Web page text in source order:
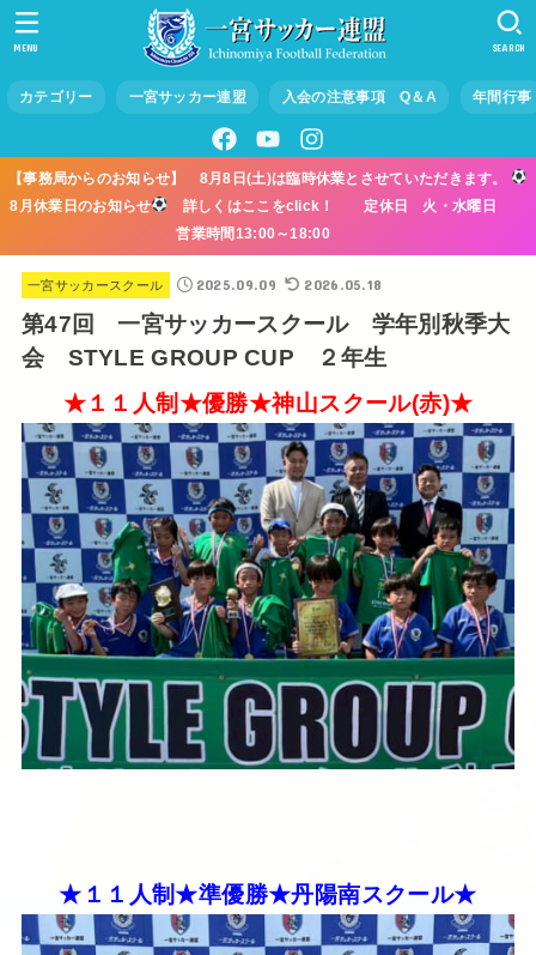
カテゴリー 一宮サッカー連盟 入会の注意事項 Q＆A 年間行事
SEARCH
MENU
【事務局からのお知らせ】 8月8日(土)は臨時休業とさせていただきます。
8月休業日のお知らせ
詳しくはここをclick！ 定休日 火・水曜日
営業時間13:00～18:00
一宮サッカースクール 2025.09.09 2026.05.18
第47回 一宮サッカースクール 学年別秋季大
会 STYLE GROUP CUP ２年生
★１１人制★優勝★神山スクール(赤)★
★１１人制★準優勝★丹陽南スクール★